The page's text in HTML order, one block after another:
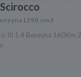
1390 cm3
III 1.4 Benzyna 160Km